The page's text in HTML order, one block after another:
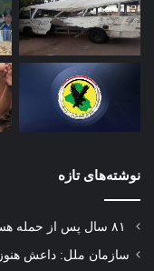
نوشته‌های تازه
سازمان ملل: داعش